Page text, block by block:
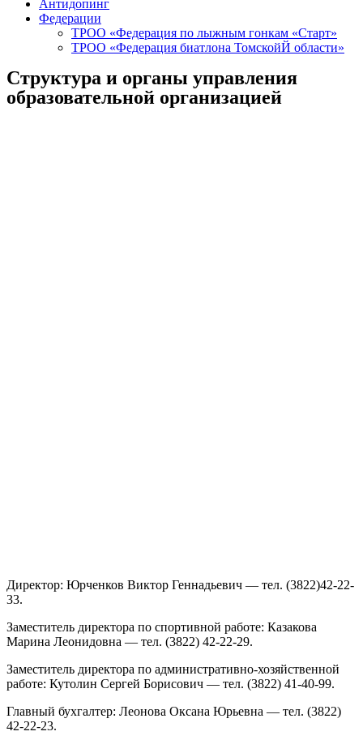
Антидопинг
Федерации
ТРОО «Федерация по лыжным гонкам «Старт»
ТРОО «Федерация биатлона ТомскойЙ области»
Структура и органы управления
образовательной организацией
Директор: Юрченков Виктор Геннадьевич — тел. (3822)42-22-
33.
Заместитель директора по спортивной работе: Казакова
Марина Леонидовна — тел. (3822) 42-22-29.
Заместитель директора по административно-хозяйственной
работе: Кутолин Сергей Борисович — тел. (3822) 41-40-99.
Главный бухгалтер: Леонова Оксана Юрьевна — тел. (3822)
42-22-23.